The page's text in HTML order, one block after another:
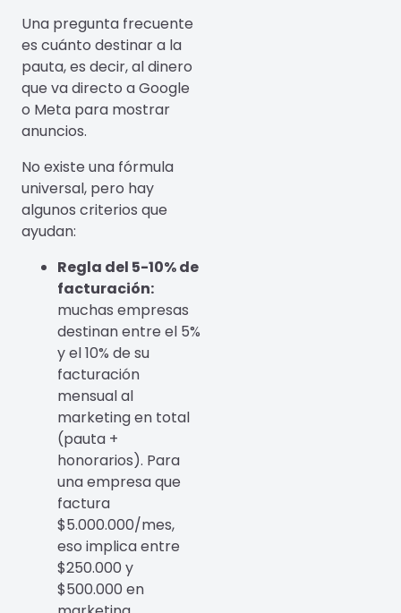
Una pregunta frecuente
es cuánto destinar a la
pauta, es decir, al dinero
que va directo a Google
o Meta para mostrar
anuncios.
No existe una fórmula
universal, pero hay
algunos criterios que
ayudan:
Regla del 5-10% de
facturación:
muchas empresas
destinan entre el 5%
y el 10% de su
facturación
mensual al
marketing en total
(pauta +
honorarios). Para
una empresa que
factura
$5.000.000/mes,
eso implica entre
$250.000 y
$500.000 en